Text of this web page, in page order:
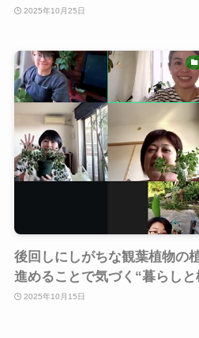
2025年10月25日
後回しにしがちな観葉植物の
進めることで気づく“暮らし
2025年10月15日